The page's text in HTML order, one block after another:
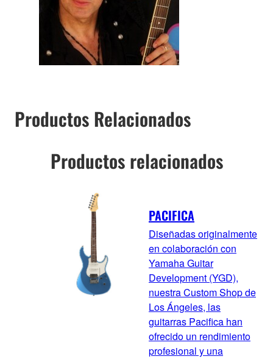
Productos Relacionados
Productos relacionados
PACIFICA
Diseñadas originalmente
en colaboración con
Yamaha Guitar
Development (YGD),
nuestra Custom Shop de
Los Ángeles, las
guitarras Pacifica han
ofrecido un rendimiento
profesional y una